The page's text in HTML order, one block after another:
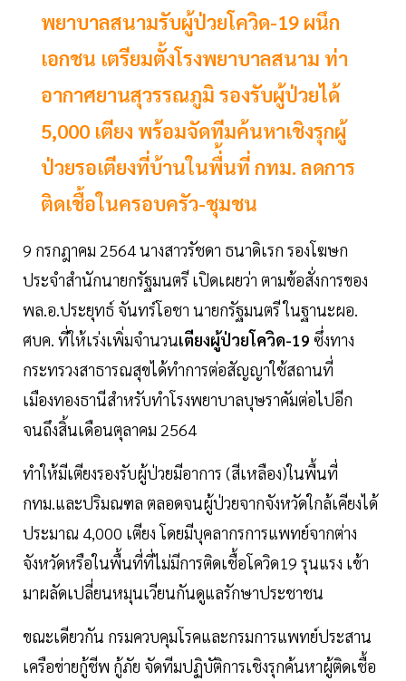
พยาบาลสนามรับผู้ป่วยโควิด-19 ผนึก
เอกชน เตรียมตั้งโรงพยาบาลสนาม ท่า
อากาศยานสุวรรณภูมิ รองรับผู้ป่วยได้
5,000 เตียง พร้อมจัดทีมค้นหาเชิงรุกผู้
ป่วยรอเตียงที่บ้านในพื่้นที่ กทม. ลดการ
ติดเชื้อในครอบครัว-ชุมชน
9 กรกฎาคม 2564 นางสาวรัชดา ธนาดิเรก รองโฆษก
ประจำสำนักนายกรัฐมนตรี เปิดเผยว่า ตามข้อสั่งการของ
พล.อ.ประยุทธ์ จันทร์โอชา นายกรัฐมนตรี ในฐานะผอ.
ศบค. ที่ให้เร่งเพิ่มจำนวนเตียงผู้ป่วยโควิด-19 ซึ่งทาง
กระทรวงสาธารณสุขได้ทำการต่อสัญญาใช้สถานที่
เมืองทองธานีสำหรับทำโรงพยาบาลบุษราคัมต่อไปอีก
จนถึงสิ้นเดือนตุลาคม 2564
ทำให้มีเตียงรองรับผู้ป่วยมีอาการ (สีเหลือง)ในพื้นที่
กทม.และปริมณฑล ตลอดจนผู้ป่วยจากจังหวัดใกล้เคียงได้
ประมาณ 4,000 เตียง โดยมีบุคลากรการแพทย์จากต่าง
จังหวัดหรือในพื้นที่ที่ไม่มีการติดเชื้อโควิด19 รุนแรง เข้า
มาผลัดเปลี่ยนหมุนเวียนกันดูแลรักษาประชาชน
ขณะเดียวกัน กรมควบคุมโรคและกรมการแพทย์ประสาน
เครือข่ายกู้ชีพ กู้ภัย จัดทีมปฏิบัติการเชิงรุกค้นหาผู้ติดเชื้อ